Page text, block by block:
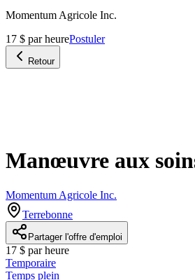
Momentum Agricole Inc.
17 $ par heurePostuler
Retour
Manœuvre aux
Momentum Agricole Inc.
Terrebonne
Partager l'offre d'emploi
17 $ par heure
Temporaire
Temps plein